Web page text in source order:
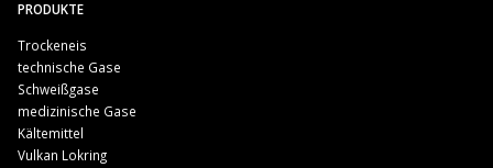
PRODUKTE
Trockeneis
technische Gase
Schweißgase
medizinische Gase
Kältemittel
Vulkan Lokring